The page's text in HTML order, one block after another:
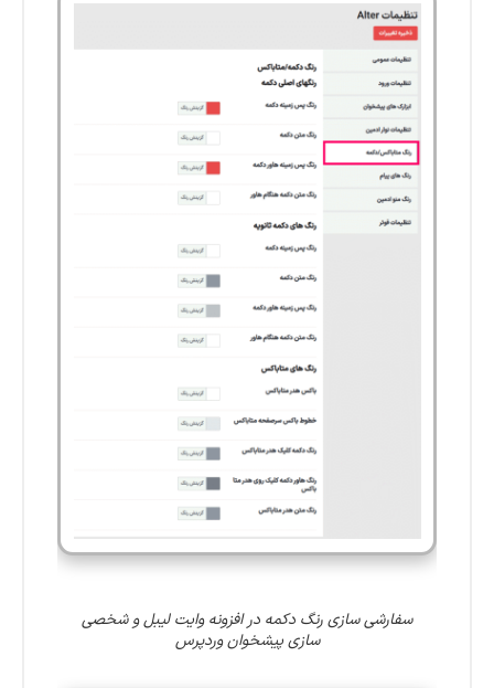
سفارشی سازی رنگ دکمه در افزونه وایت ‌لیبل و شخصی
‌سازی پیشخوان وردپرس